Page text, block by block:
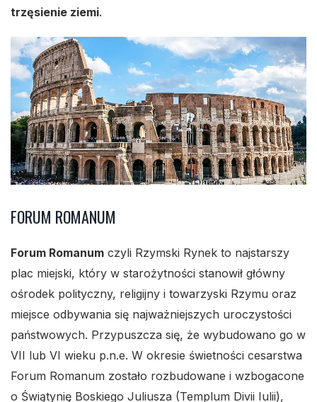
trzęsienie ziemi.
FORUM ROMANUM
Forum Romanum czyli Rzymski Rynek to najstarszy
plac miejski, który w starożytności stanowił główny
ośrodek polityczny, religijny i towarzyski Rzymu oraz
miejsce odbywania się najważniejszych uroczystości
państwowych. Przypuszcza się, że wybudowano go w
VII lub VI wieku p.n.e. W okresie świetności cesarstwa
Forum Romanum zostało rozbudowane i wzbogacone
o Świątynię Boskiego Juliusza (Templum Divii Iulii),